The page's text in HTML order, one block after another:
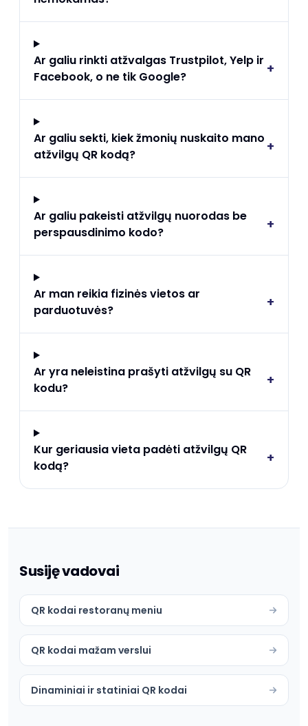
Ar galiu rinkti atžvalgas Trustpilot, Yelp ir
Facebook, o ne tik Google?
+
Ar galiu sekti, kiek žmonių nuskaito mano
atžvilgų QR kodą?
+
Ar galiu pakeisti atžvilgų nuorodas be
perspausdinimo kodo?
+
Ar man reikia fizinės vietos ar
parduotuvės?
+
Ar yra neleistina prašyti atžvilgų su QR
kodu?
+
Kur geriausia vieta padėti atžvilgų QR
kodą?
+
Susiję vadovai
QR kodai restoranų meniu
QR kodai mažam verslui
Dinaminiai ir statiniai QR kodai